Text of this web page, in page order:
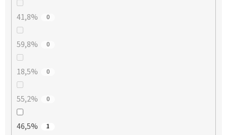
41,8% 0
59,8% 0
18,5% 0
55,2% 0
46,5% 1